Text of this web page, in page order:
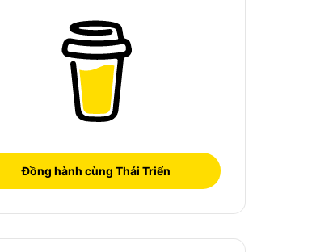
Đồng hành cùng Thái Triển